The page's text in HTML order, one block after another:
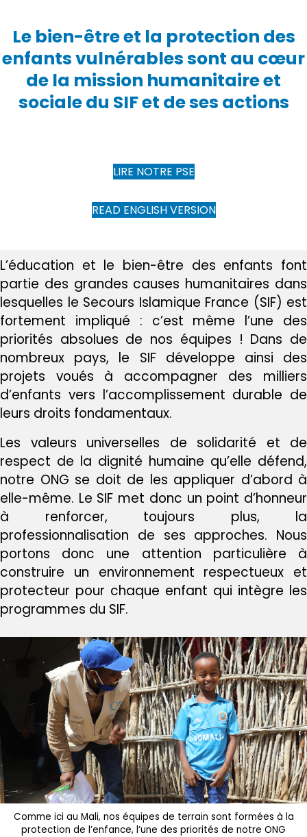
Le bien-être et la protection des
enfants vulnérables sont au cœur
de la mission humanitaire et
sociale du SIF et de ses actions
LIRE NOTRE PSE
READ ENGLISH VERSION
L’éducation et le bien-être des enfants font
partie des grandes causes humanitaires dans
lesquelles le Secours Islamique France (SIF) est
fortement impliqué : c’est même l’une des
priorités absolues de nos équipes ! Dans de
nombreux pays, le SIF développe ainsi des
projets voués à accompagner des milliers
d’enfants vers l’accomplissement durable de
leurs droits fondamentaux.
Les valeurs universelles de solidarité et de
respect de la dignité humaine qu’elle défend,
notre ONG se doit de les appliquer d’abord à
elle-même. Le SIF met donc un point d’honneur
à renforcer, toujours plus, la
professionnalisation de ses approches. Nous
portons donc une attention particulière à
construire un environnement respectueux et
protecteur pour chaque enfant qui intègre les
programmes du SIF.
Comme ici au Mali, nos équipes de terrain sont formées à la
protection de l’enfance, l’une des priorités de notre ONG